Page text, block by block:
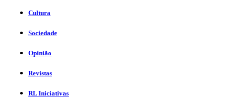
Cultura
Sociedade
Opinião
Revistas
RL Iniciativas